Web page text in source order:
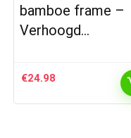
bamboe frame –
Verhoogd…
€24.98